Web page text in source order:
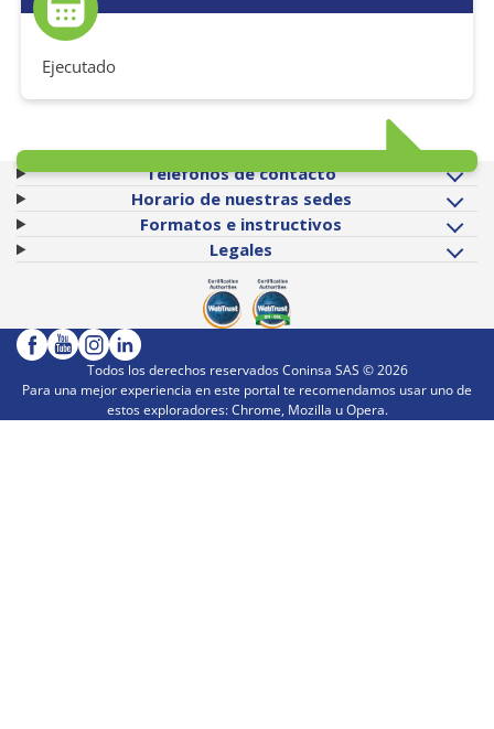
Ejecutado
Teléfonos de contacto
Horario de nuestras sedes
Formatos e instructivos
Legales
Todos los derechos reservados Coninsa SAS ©2026
Para una mejor experiencia en este portal te recomendamos usar uno de
estos exploradores: Chrome, Mozilla u Opera.